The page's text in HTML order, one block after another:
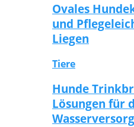
Ovales
und
Liegen
Tiere
Hunde
Lösungen für